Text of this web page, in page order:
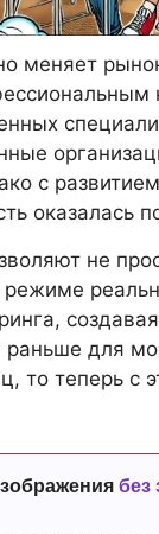
меняет
с
оказалась
не
раньше для
то теперь с
без